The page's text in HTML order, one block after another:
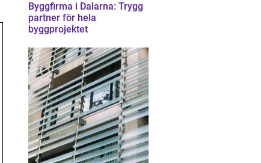
Byggfirma i Dalarna: Trygg
partner för hela
byggprojektet